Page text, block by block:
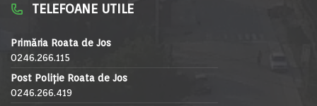
TELEFOANE UTILE
Primăria Roata de Jos
0246.266.115
Post Poliție Roata de Jos
0246.266.419